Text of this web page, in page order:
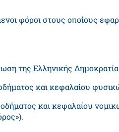
φόροι στους οποίους
της Ελληνικής
και κεφαλαίου
και κεφαλαίου